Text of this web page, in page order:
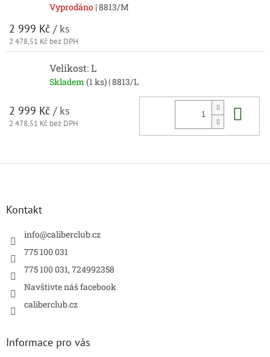
Vyprodáno | 8813/M
2 999 Kč / ks
2 478,51 Kč bez DPH
Velikost: L
Skladem (1 ks) | 8813/L
2 999 Kč / ks
2 478,51 Kč bez DPH
Kontakt
info@caliberclub.cz
775 100 031
775 100 031, 724992358
Navštivte náš facebook
caliberclub.cz
Informace pro vás